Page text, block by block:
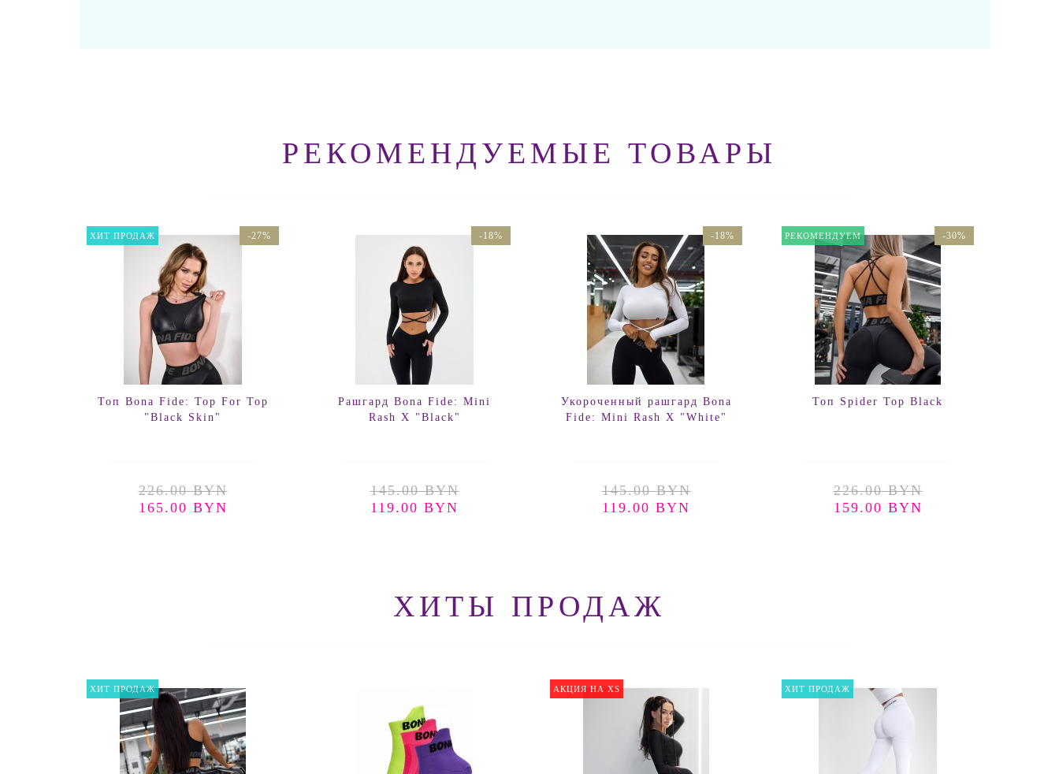
РЕКОМЕНДУЕМЫЕ ТОВАРЫ
ХИТ ПРОДАЖ -27%
Топ Bona Fide: Top For Top
"Black Skin"
226.00 BYN
165.00 BYN
-18%
Рашгард Bona Fide: Mini
Rash X "Black"
145.00 BYN
119.00 BYN
-18%
Укороченный рашгард Bona
Fide: Mini Rash X "White"
145.00 BYN
119.00 BYN
РЕКОМЕНДУЕМ -30%
Топ Spider Top Black
226.00 BYN
159.00 BYN
ХИТЫ ПРОДАЖ
ХИТ ПРОДАЖ АКЦИЯ НА XS ХИТ ПРОДАЖ